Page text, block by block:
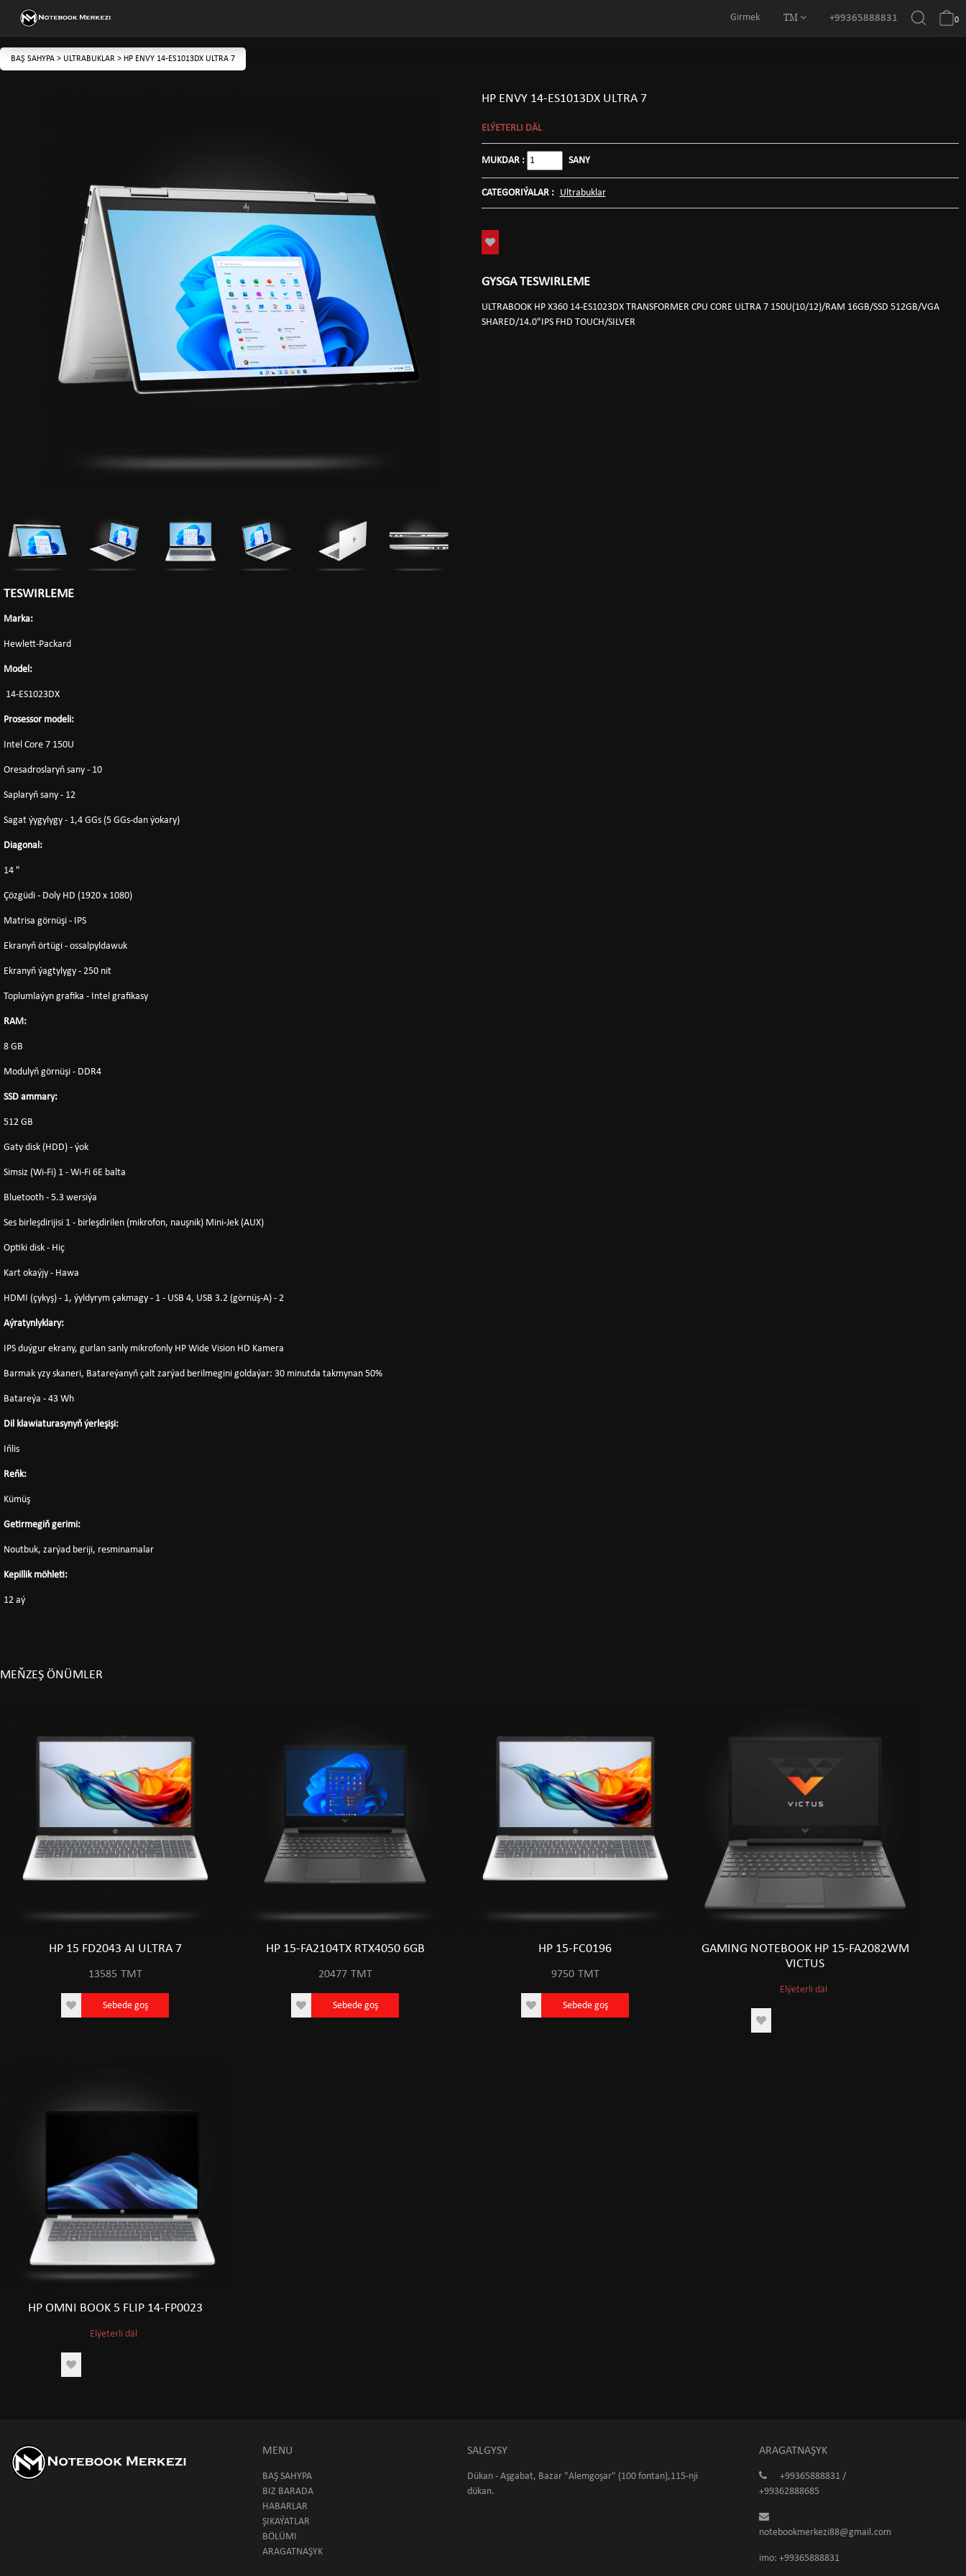
Girmek TM +99365888831 0
BAŞ SAHYPA > ULTRABUKLAR > HP ENVY 14-ES1013DX ULTRA 7
HP ENVY 14-ES1013DX ULTRA 7
ELÝETERLI DÄL
MUKDAR : SANY
CATEGORIÝALAR : Ultrabuklar
GYSGA TESWIRLEME
ULTRABOOK HP X360 14-ES1023DX TRANSFORMER CPU CORE ULTRA 7 150U(10/12)/RAM 16GB/SSD 512GB/VGA
SHARED/14.0"IPS FHD TOUCH/SILVER
TESWIRLEME
Marka:
Hewlett-Packard
Model:
14-ES1023DX
Prosessor modeli:
Intel Core 7 150U
Oresadroslaryň sany - 10
Saplaryň sany - 12
Sagat ýygylygy - 1,4 GGs (5 GGs-dan ýokary)
Diagonal:
14 "
Çözgüdi - Doly HD (1920 x 1080)
Matrisa görnüşi - IPS
Ekranyň örtügi - ossalpyldawuk
Ekranyň ýagtylygy - 250 nit
Toplumlaýyn grafika - Intel grafikasy
RAM:
8 GB
Modulyň görnüşi - DDR4
SSD ammary:
512 GB
Gaty disk (HDD) - ýok
Simsiz (Wi-Fi) 1 - Wi-Fi 6E balta
Bluetooth - 5.3 wersiýa
Ses birleşdirijisi 1 - birleşdirilen (mikrofon, nauşnik) Mini-Jek (AUX)
Optiki disk - Hiç
Kart okaýjy - Hawa
HDMI (çykyş) - 1, ýyldyrym çakmagy - 1 - USB 4, USB 3.2 (görnüş-A) - 2
Aýratynlyklary:
IPS duýgur ekrany, gurlan sanly mikrofonly HP Wide Vision HD Kamera
Barmak yzy skaneri, Batareýanyň çalt zarýad berilmegini goldaýar: 30 minutda takmynan 50%
Batareýa - 43 Wh
Dil klawiaturasynyň ýerleşişi:
Iňlis
Reňk:
Kümüş
Getirmegiň gerimi:
Noutbuk, zarýad beriji, resminamalar
Kepillik möhleti:
12 aý
MEŇZEŞ ÖNÜMLER
HP 15 FD2043 AI ULTRA 7
13585 TMT
Sebede goş
HP 15-FA2104TX RTX4050 6GB
20477 TMT
Sebede goş
HP 15-FC0196
9750 TMT
Sebede goş
GAMING NOTEBOOK HP 15-FA2082WM
VICTUS
Elýeterli däl
HP OMNI BOOK 5 FLIP 14-FP0023
Elýeterli däl
MENU
BAŞ SAHYPA
BIZ BARADA
HABARLAR
ŞIKAÝATLAR
BÖLÜMI
ARAGATNAŞYK
SALGYSY
Dükan - Aşgabat, Bazar "Alemgoşar" (100 fontan),115-nji
dükan.
ARAGATNAŞYK
+99365888831 /
+99362888685
notebookmerkezi88@gmail.com
imo: +99365888831